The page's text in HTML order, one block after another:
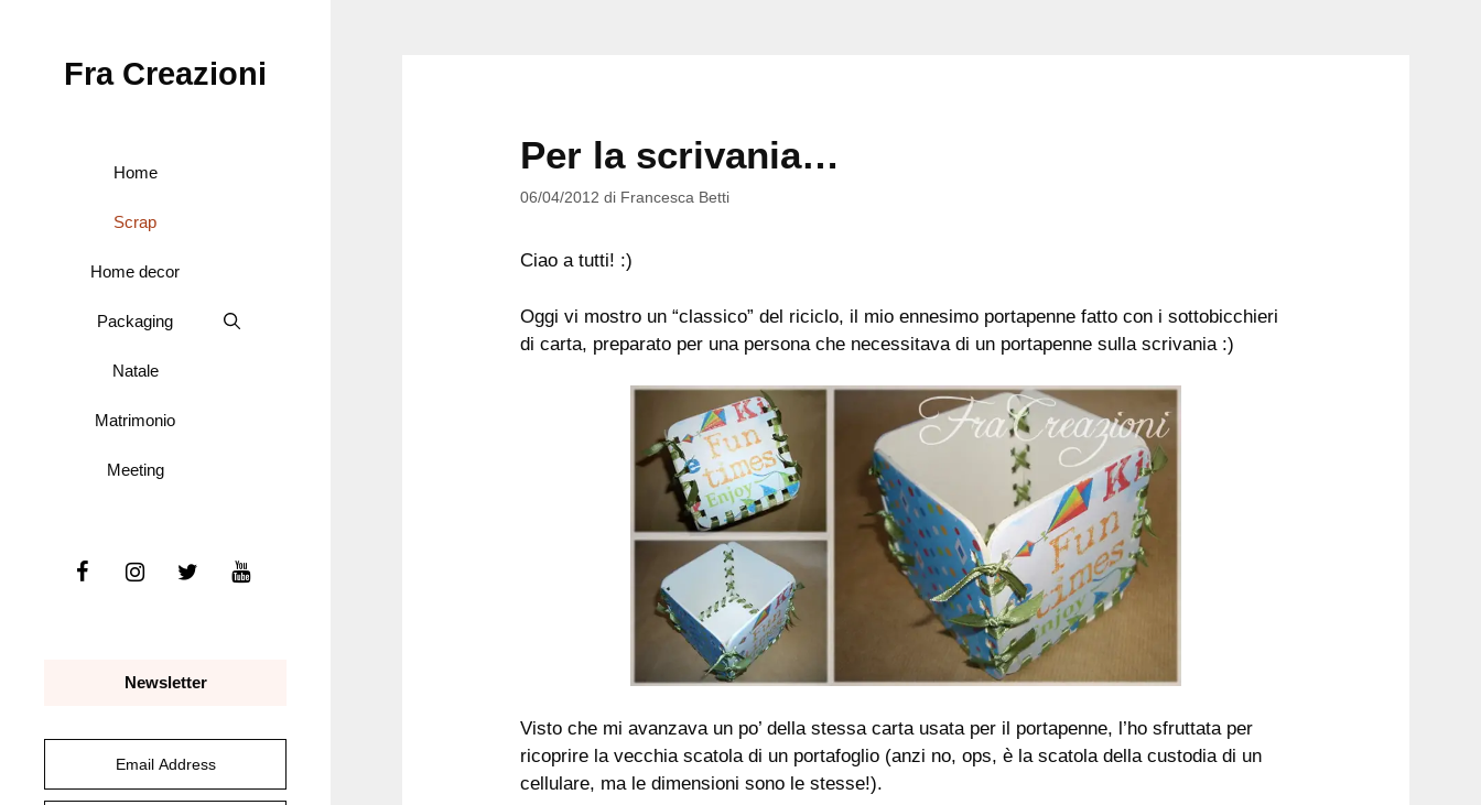
Fra Creazioni
Home
Scrap
Home decor
Packaging
Natale
Matrimonio
Meeting
Newsletter
Per la scrivania…
06/04/2012 di Francesca Betti
Ciao a tutti! :)
Oggi vi mostro un “classico” del riciclo, il mio ennesimo portapenne fatto con i sottobicchieri
di carta, preparato per una persona che necessitava di un portapenne sulla scrivania :)
Visto che mi avanzava un po’ della stessa carta usata per il portapenne, l’ho sfruttata per
ricoprire la vecchia scatola di un portafoglio (anzi no, ops, è la scatola della custodia di un
cellulare, ma le dimensioni sono le stesse!).